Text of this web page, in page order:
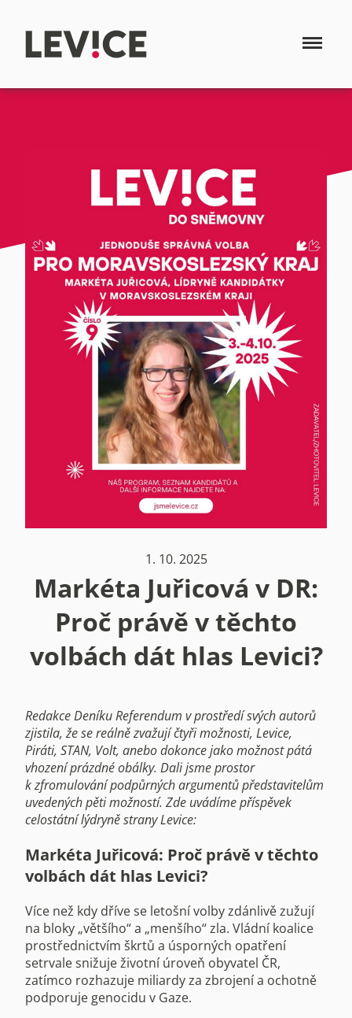
1. 10. 2025
Markéta Juřicová v DR:
Proč právě v těchto
volbách dát hlas Levici?
Redakce Deníku Referendum v prostředí svých autorů
zjistila, že se reálně zvažují čtyři možnosti, Levice,
Piráti, STAN, Volt, anebo dokonce jako možnost pátá
vhození prázdné obálky. Dali jsme prostor
k zfromulování podpůrných argumentů představitelům
uvedených pěti možností. Zde uvádíme příspěvek
celostátní lýdryně strany Levice:
Markéta Juřicová: Proč právě v těchto
volbách dát hlas Levici?
Více než kdy dříve se letošní volby zdánlivě zužují
na bloky „většího“ a „menšího“ zla. Vládní koalice
prostřednictvím škrtů a úsporných opatření
setrvale snižuje životní úroveň obyvatel ČR,
zatímco rozhazuje miliardy za zbrojení a ochotně
podporuje genocidu v Gaze.